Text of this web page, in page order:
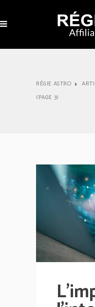
RÉGIE ASTRO
(PAGE 3)